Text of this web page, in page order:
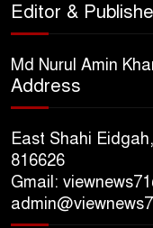
গভীর শ্রদ্ধা নিবেদন
Editor &
Md Nurul Amin
Address
East Shahi
816626
Gmail: